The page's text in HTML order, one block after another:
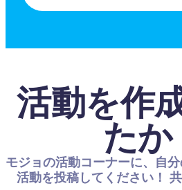
活動を作
たか
モジョの活動コーナーに、自
活動を投稿してください！